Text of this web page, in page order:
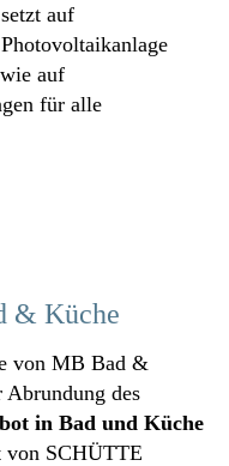
auf
auf
für alle
& Küche
von MB Bad &
des
in Bad und Küche
von SCHÜTTE